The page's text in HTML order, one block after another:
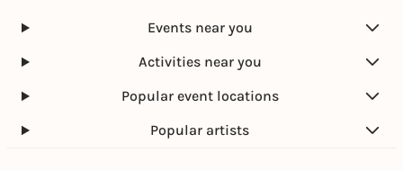
Events near you
Activities near you
Popular event locations
Popular artists